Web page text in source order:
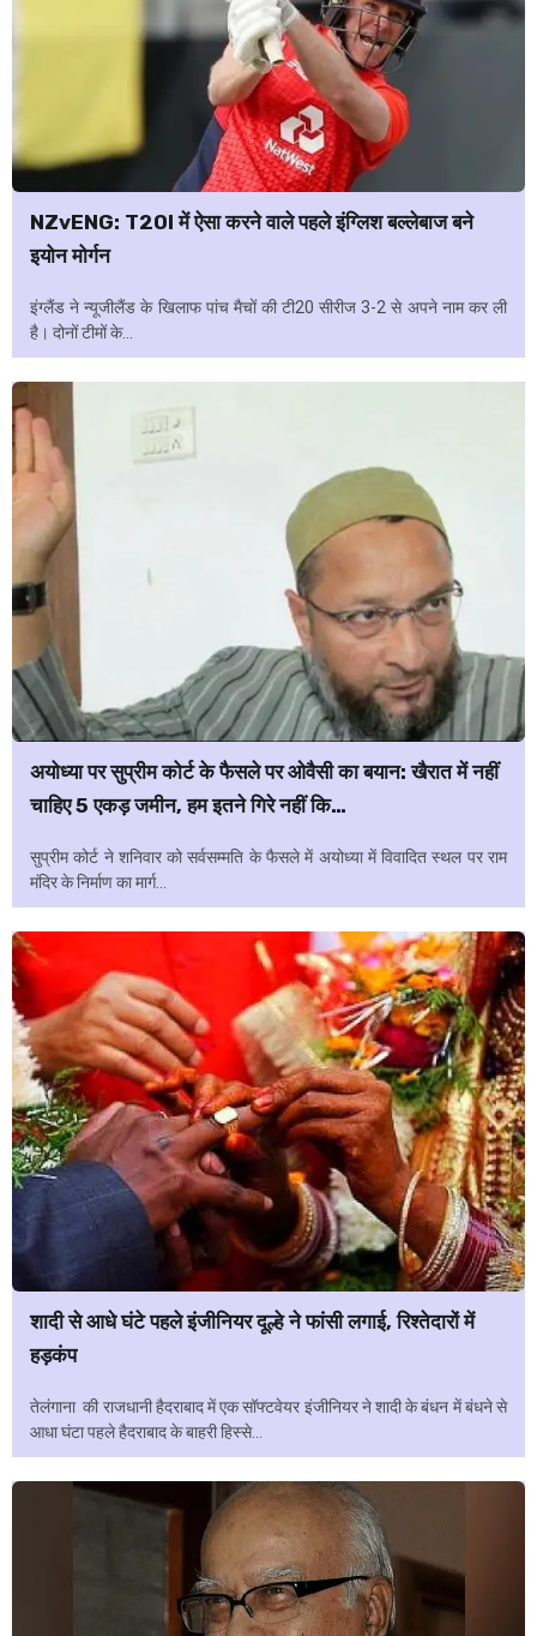
NZvENG: T20I में ऐसा करने वाले पहले इंग्लिश बल्लेबाज बने
इयोन मोर्गन
इंग्लैंड ने न्यूजीलैंड के खिलाफ पांच मैचों की टी20 सीरीज 3-2 से अपने नाम कर ली
है। दोनों टीमों के...
अयोध्या पर सुप्रीम कोर्ट के फैसले पर ओवैसी का बयान: खैरात में नहीं
चाहिए 5 एकड़ जमीन, हम इतने गिरे नहीं कि…
सुप्रीम कोर्ट ने शनिवार को सर्वसम्मति के फैसले में अयोध्या में विवादित स्थल पर राम
मंदिर के निर्माण का मार्ग...
शादी से आधे घंटे पहले इंजीनियर दूल्हे ने फांसी लगाई, रिश्तेदारों में
हड़कंप
तेलंगाना की राजधानी हैदराबाद में एक सॉफ्टवेयर इंजीनियर ने शादी के बंधन में बंधने से
आधा घंटा पहले हैदराबाद के बाहरी हिस्से...